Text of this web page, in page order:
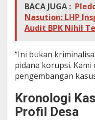
BACA JUGA :
Nasution: LHP
Audit BPK Nihil
“Ini bukan
pidana korupsi.
pengembangan
Kronologi
Profil Desa